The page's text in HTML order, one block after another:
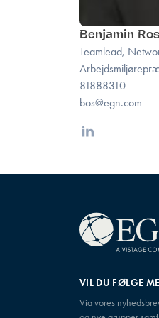
Benjamin
Teamlead,
81888310
bos@egn.com
Linkedin
VIL DU FØLGE
Via vores